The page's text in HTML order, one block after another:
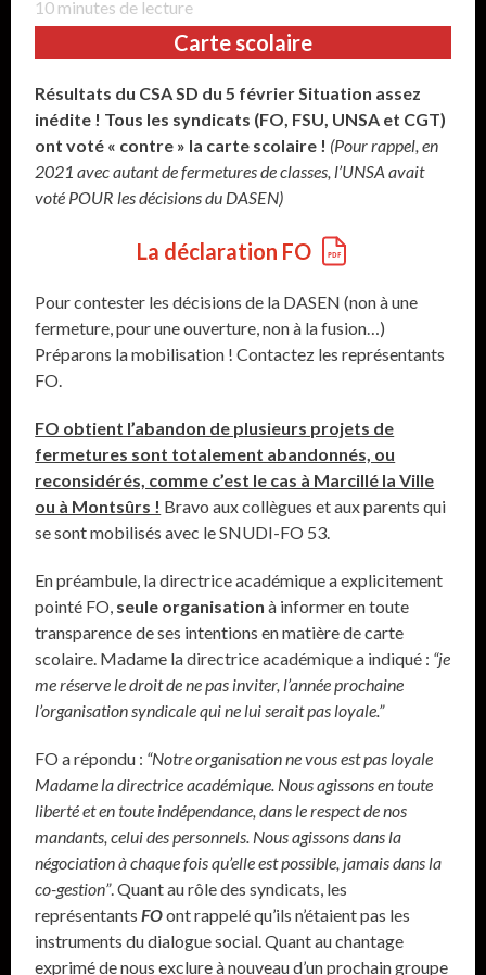
10 minutes de lecture
Carte scolaire
Résultats du CSA SD du 5 février Situation assez
inédite ! Tous les syndicats (FO, FSU, UNSA et CGT)
ont voté « contre » la carte scolaire ! (Pour rappel, en
2021 avec autant de fermetures de classes, l’UNSA avait
voté POUR les décisions du DASEN)
La déclaration FO
Pour contester les décisions de la DASEN (non à une
fermeture, pour une ouverture, non à la fusion…)
Préparons la mobilisation ! Contactez les représentants
FO.
FO obtient l’abandon de plusieurs projets de
fermetures sont totalement abandonnés, ou
reconsidérés, comme c’est le cas à Marcillé la Ville
ou à Montsûrs ! Bravo aux collègues et aux parents qui
se sont mobilisés avec le SNUDI-FO 53.
En préambule, la directrice académique a explicitement
pointé FO, seule organisation à informer en toute
transparence de ses intentions en matière de carte
scolaire. Madame la directrice académique a indiqué : “je
me réserve le droit de ne pas inviter, l’année prochaine
l’organisation syndicale qui ne lui serait pas loyale.”
FO a répondu : “Notre organisation ne vous est pas loyale
Madame la directrice académique. Nous agissons en toute
liberté et en toute indépendance, dans le respect de nos
mandants, celui des personnels. Nous agissons dans la
négociation à chaque fois qu’elle est possible, jamais dans la
co-gestion”. Quant au rôle des syndicats, les
représentantsFOont rappelé qu’ils n’étaient pas les
instruments du dialogue social. Quant au chantage
exprimé de nous exclure à nouveau d’un prochain groupe